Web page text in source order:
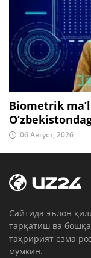
Biometrik
06 Август, 2026
Cайтида эълон
тарқатиш ва
таҳририят ёзма
мумкин.